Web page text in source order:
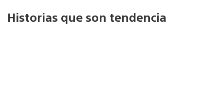
Historias que son tendencia